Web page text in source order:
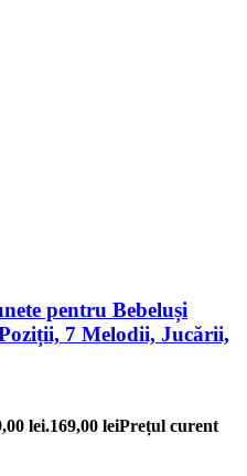
pentru Bebeluși
7 Melodii, Jucării,
lei.169,00 leiPrețul curent